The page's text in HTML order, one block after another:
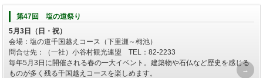
第47回 塩の道祭り
5月3日（日・祝）
会場：塩の道千国越えコース（下里瀬～栂池）
問合せ先：（一社）小谷村観光連盟 TEL：82-2233
毎年5月3日に開催される春の一大イベント。建築物や石仏など歴史を感じる
ものが多く残る千国越えコースを楽しめます。